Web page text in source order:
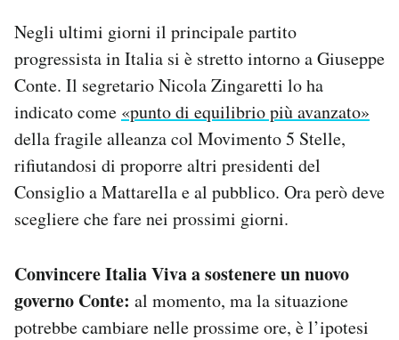
Negli ultimi giorni il principale partito
progressista in Italia si è stretto intorno a Giuseppe
Conte. Il segretario Nicola Zingaretti lo ha
indicato come «punto di equilibrio più avanzato»
della fragile alleanza col Movimento 5 Stelle,
rifiutandosi di proporre altri presidenti del
Consiglio a Mattarella e al pubblico. Ora però deve
scegliere che fare nei prossimi giorni.
Convincere Italia Viva a sostenere un nuovo
governo Conte: al momento, ma la situazione
potrebbe cambiare nelle prossime ore, è l’ipotesi